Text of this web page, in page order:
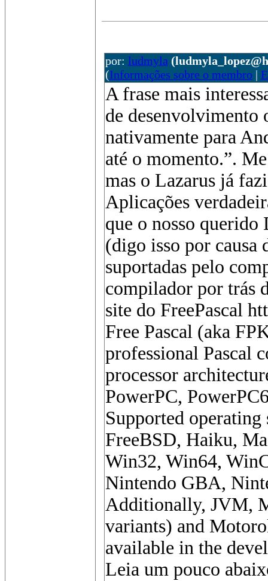
por: ludmyla
(Informações sobre o membro|
A frase mais
de desenvolvimento
nativamente para
até o momento.”.
mas o Lazarus já
Aplicações
que o nosso querido
(digo isso por
suportadas pelo
compilador por trás
site do FreePascal
Free Pascal (aka
professional Pascal
processor
PowerPC,
Supported
FreeBSD, Haiku,
Win32, Win64,
Nintendo GBA,
Additionally, JVM,
variants) and
available in the
Leia um pouco